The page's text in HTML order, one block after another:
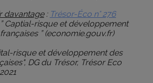
davantage: Trésor-Éco n° 276
” Captial-risque et développement
” (economie.gouv.fr)
risque et développement des
DG du Trésor, Trésor Eco